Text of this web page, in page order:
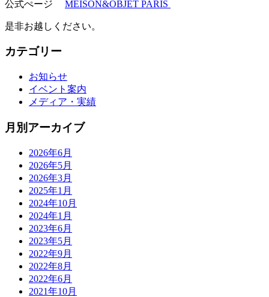
公式ぺージ MEISON&OBJET PARIS
是非お越しください。
カテゴリー
お知らせ
イベント案内
メディア・実績
月別アーカイブ
2026年6月
2026年5月
2026年3月
2025年1月
2024年10月
2024年1月
2023年6月
2023年5月
2022年9月
2022年8月
2022年6月
2021年10月